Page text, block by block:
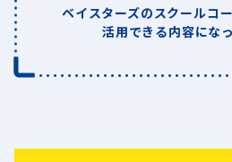
ベイスターズのスクールコ
活用できる内容になっ